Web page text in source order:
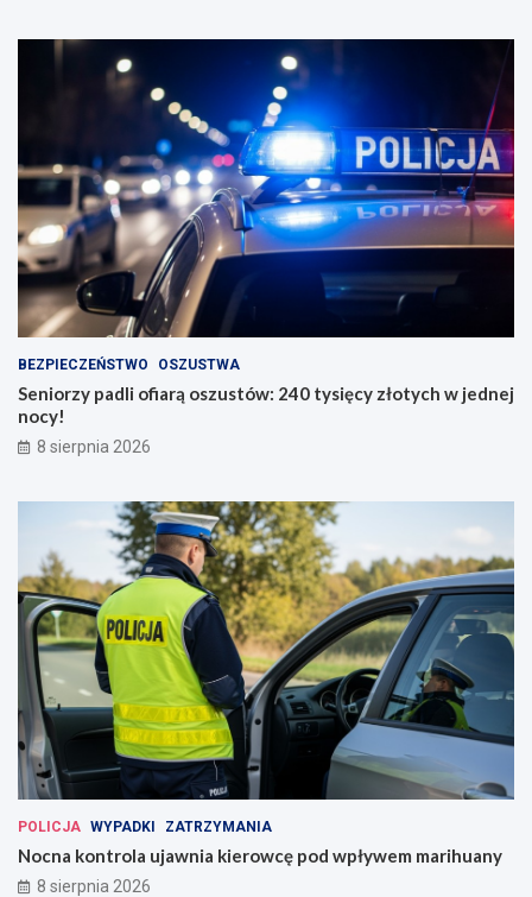
BEZPIECZEŃSTWO OSZUSTWA
Seniorzy padli ofiarą oszustów: 240 tysięcy złotych w jednej
nocy!
8 sierpnia 2026
POLICJA WYPADKI ZATRZYMANIA
Nocna kontrola ujawnia kierowcę pod wpływem marihuany
8 sierpnia 2026